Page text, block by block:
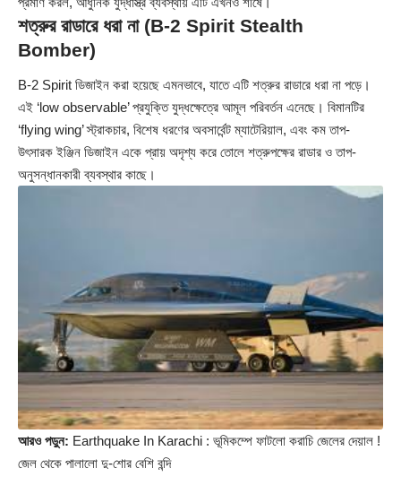
শত্রুর রাডারে ধরা না (B-2 Spirit Stealth
Bomber)
B‑2 Spirit ডিজাইন করা হয়েছে এমনভাবে, যাতে এটি শত্রুর রাডারে ধরা না পড়ে।
এই ‘low observable’ প্রযুক্তি যুদ্ধক্ষেত্রে আমূল পরিবর্তন এনেছে। বিমানটির
‘flying wing’ স্ট্রাকচার, বিশেষ ধরণের অবসার্বেন্ট ম্যাটেরিয়াল, এবং কম তাপ-
উৎসারক ইঞ্জিন ডিজাইন একে প্রায় অদৃশ্য করে তোলে শত্রুপক্ষের রাডার ও তাপ-
অনুসন্ধানকারী ব্যবস্থার কাছে।
আরও পড়ুন: Earthquake In Karachi : ভূমিকম্পে ফাটলো করাচি জেলের দেয়াল !
জেল থেকে পালালো দু-শোর বেশি বন্দি